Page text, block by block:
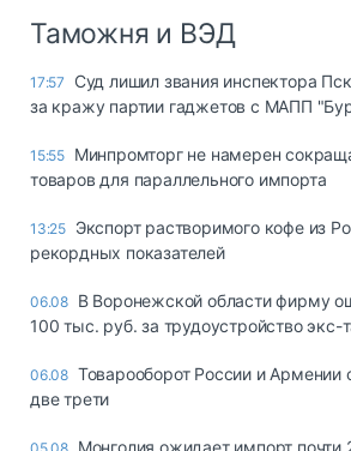
Таможня и ВЭД
17:57
Суд лишил звания инспектора
за кражу партии гаджетов с МАПП
15:55 Минпромторг не намерен
товаров для параллельного импорта
13:25 Экспорт растворимого кофе из
рекордных показателей
06.08 В Воронежской области фирму
100 тыс. руб. за трудоустройство
06.08 Товарооборот России и Армении
две трети
Монголия ожидает импорт почти